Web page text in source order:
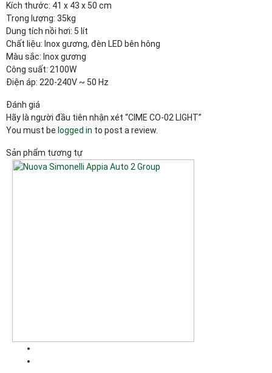
Kích thước: 41 x 43 x 50 cm
Trọng lượng: 35kg
Dung tích nồi hơi: 5 lít
Chất liệu: Inox gương, đèn LED bên hông
Màu sắc: Inox gương
Công suất: 2100W
Điện áp: 220-240V ~ 50 Hz
Đánh giá
Hãy là người đầu tiên nhận xét “CIME CO-02 LIGHT”
You must be logged in to post a review.
Sản phẩm tương tự